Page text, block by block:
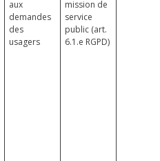
aux
demandes
des
usagers
mission de
service
public (art.
6.1.e RGPD)